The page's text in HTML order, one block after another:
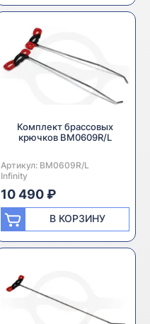
Комплект брассовых
крючков BM0609R/L
Артикул: BM0609R/L
Производитель:
Infinity
10 490 ₽
В КОРЗИНУ